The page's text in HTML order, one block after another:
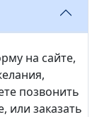
на сайте,
позвонить
или заказать